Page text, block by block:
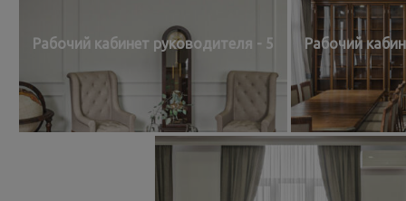
Рабочий кабинет руководителя - 5 Рабочий